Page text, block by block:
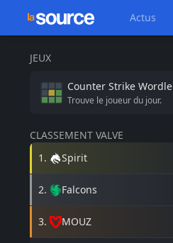
Actus
JEUX
Counter Strike Wordle
Trouve le joueur du jour.
CLASSEMENT VALVE
1 . Spirit
2. Falcons
3. MOUZ